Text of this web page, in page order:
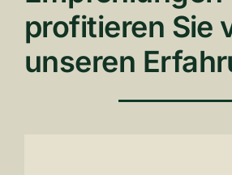
profitieren Sie
unseren